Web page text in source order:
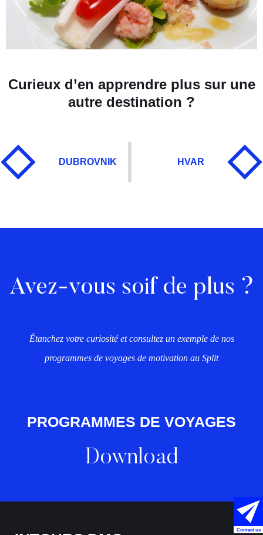
Curieux d’en apprendre plus sur une
autre destination ?
DUBROVNIK HVAR
Avez-vous soif de plus ?
Étanchez votre curiosité et consultez un exemple de nos
programmes de voyages de motivation au Split
PROGRAMMES DE VOYAGES
Download
Contact us